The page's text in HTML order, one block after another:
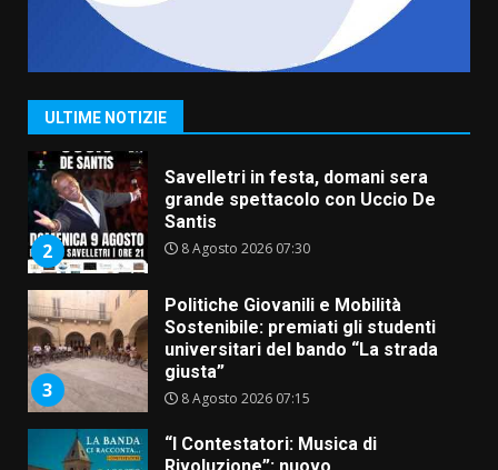
ULTIME NOTIZIE
2
grande spettacolo con Uccio De
Santis
3
Politiche Giovanili e Mobilità
Sostenibile: premiati gli studenti
universitari del bando “La strada
8 Agosto 2026 07:15
4
“I Contestatori: Musica di
Rivoluzione”: nuovo
appuntamento con “Fasano in
7 Agosto 2026 06:05